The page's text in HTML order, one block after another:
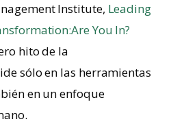
Institute, Leading
You In?
hito de la
sólo en las herramientas
en un enfoque